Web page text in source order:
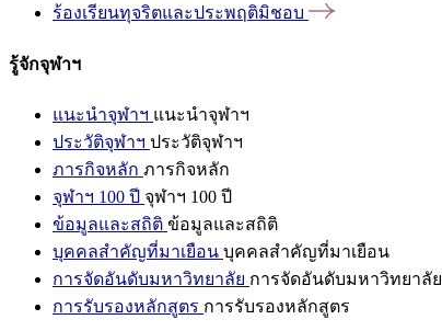
ร้องเรียนทุจริตและประพฤติมิชอบ
รู้จักจุฬาฯ
แนะนำจุฬาฯ แนะนำจุฬาฯ
ประวัติจุฬาฯ ประวัติจุฬาฯ
ภารกิจหลัก ภารกิจหลัก
จุฬาฯ 100 ปี จุฬาฯ 100 ปี
ข้อมูลและสถิติ ข้อมูลและสถิติ
บุคคลสำคัญที่มาเยือน บุคคลสำคัญที่มาเยือน
การจัดอันดับมหาวิทยาลัย การจัดอันดับมหาวิทยาลัย
การรับรองหลักสูตร การรับรองหลักสูตร